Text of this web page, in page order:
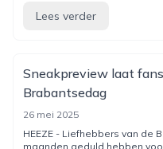
Lees verder
Sneakpreview laat
Brabantsedag
26 mei 2025
HEEZE - Liefhebbers van de
maanden geduld hebben